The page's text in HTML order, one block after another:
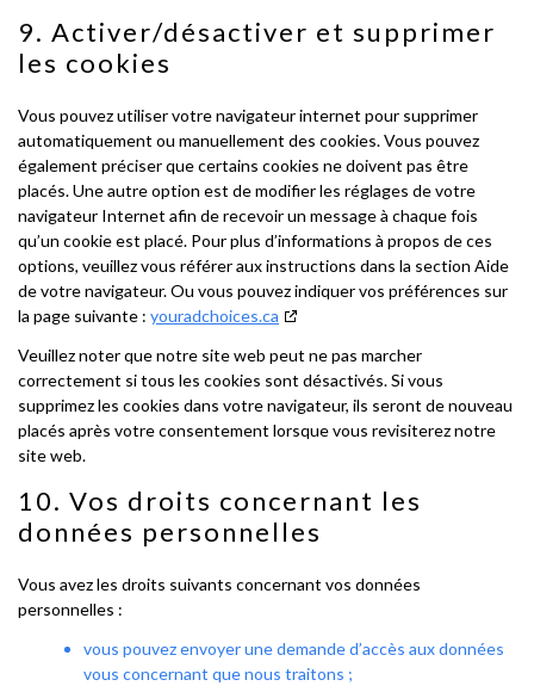
9. Activer/désactiver et supprimer
les cookies
Vous pouvez utiliser votre navigateur internet pour supprimer
automatiquement ou manuellement des cookies. Vous pouvez
également préciser que certains cookies ne doivent pas être
placés. Une autre option est de modifier les réglages de votre
navigateur Internet afin de recevoir un message à chaque fois
qu’un cookie est placé. Pour plus d’informations à propos de ces
options, veuillez vous référer aux instructions dans la section Aide
de votre navigateur. Ou vous pouvez indiquer vos préférences sur
la page suivante : youradchoices.ca
Veuillez noter que notre site web peut ne pas marcher
correctement si tous les cookies sont désactivés. Si vous
supprimez les cookies dans votre navigateur, ils seront de nouveau
placés après votre consentement lorsque vous revisiterez notre
site web.
10. Vos droits concernant les
données personnelles
Vous avez les droits suivants concernant vos données
personnelles :
vous pouvez envoyer une demande d’accès aux données
vous concernant que nous traitons ;